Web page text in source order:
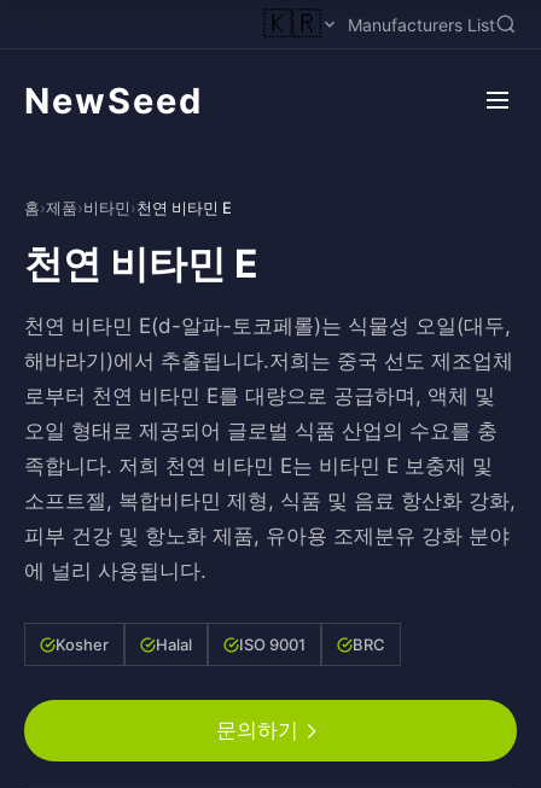
🇰🇷 Manufacturers List
NewSeed
홈›제품›비타민›천연 비타민 E
천연 비타민 E
천연 비타민 E(d-알파-토코페롤)는 식물성 오일(대두,
해바라기)에서 추출됩니다.저희는 중국 선도 제조업체
로부터 천연 비타민 E를 대량으로 공급하며, 액체 및
오일 형태로 제공되어 글로벌 식품 산업의 수요를 충
족합니다. 저희 천연 비타민 E는 비타민 E 보충제 및
소프트젤, 복합비타민 제형, 식품 및 음료 항산화 강화,
피부 건강 및 항노화 제품, 유아용 조제분유 강화 분야
에 널리 사용됩니다.
Kosher Halal ISO 9001 BRC
문의하기